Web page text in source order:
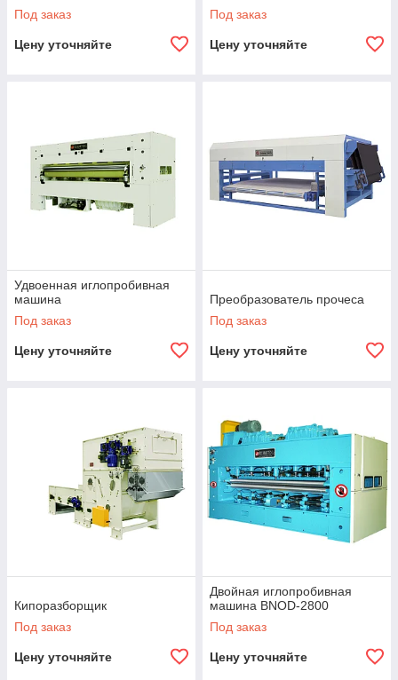
Под заказ
Цену уточняйте
Под заказ
Цену уточняйте
Удвоенная иглопробивная
машина
Под заказ
Цену уточняйте
Преобразователь прочеса
Под заказ
Цену уточняйте
Кипоразборщик
Под заказ
Цену уточняйте
Двойная иглопробивная
машина BNOD-2800
Под заказ
Цену уточняйте